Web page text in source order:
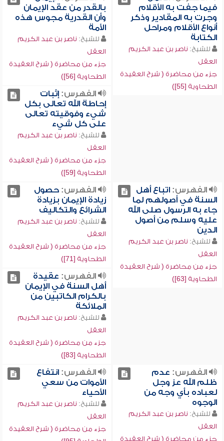
فيما جفت به الأقلام
وجرت به المقادير وذكر
أنواع الأقلام ومراحل
الكتابة
للشيخ: ناصر بن عبد الكريم
العقل
جزء من محاضرة ( شرح العقيدة
الطحاوية [55])
بالقدر من عقد الإيمان
وأن القدرية مجوس هذه
الأمة
للشيخ: ناصر بن عبد الكريم
العقل
جزء من محاضرة ( شرح العقيدة
الطحاوية [56])
الفهرس:إثبات
إحاطة الله تعالى بكل
شيء وفوقيته تعالى
على كل شيء
للشيخ: ناصر بن عبد الكريم
العقل
جزء من محاضرة ( شرح العقيدة
الطحاوية [59])
الفهرس:اتباع أهل
السنة في أصولهم لما
جاء به الرسول صلى الله
عليه وسلم من أصول
الدين
للشيخ: ناصر بن عبد الكريم
العقل
جزء من محاضرة ( شرح العقيدة
الطحاوية [63])
الفهرس:حصول
زيادة الإيمان بزيادة
الشرائع والتكاليف
للشيخ: ناصر بن عبد الكريم
العقل
جزء من محاضرة ( شرح العقيدة
الطحاوية [71])
الفهرس: عقيدة
أهل السنة في الإيمان
بالكرام الكاتبين من
الملائكة
للشيخ: ناصر بن عبد الكريم
العقل
جزء من محاضرة ( شرح العقيدة
الطحاوية [83])
الفهرس: عدم
ظلم الله عز وجل
لعباده بأي وجه من
الوجوه
للشيخ: ناصر بن عبد الكريم
العقل
جزء من محاضرة ( شرح العقيدة
الفهرس:انتفاع
الأموات من سعي
الأحياء
للشيخ: ناصر بن عبد الكريم
العقل
جزء من محاضرة ( شرح العقيدة